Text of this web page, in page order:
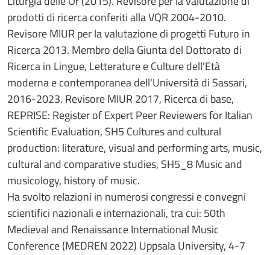
prodotti di ricerca conferiti alla VQR 2004-2010.
Revisore MIUR per la valutazione di progetti Futuro in
Ricerca 2013. Membro della Giunta del Dottorato di
Ricerca in Lingue, Letterature e Culture dell'Età
moderna e contemporanea dell'Università di Sassari,
2016-2023. Revisore MIUR 2017, Ricerca di base,
REPRISE: Register of Expert Peer Reviewers for Italian
Scientific Evaluation, SH5 Cultures and cultural
production: literature, visual and performing arts, music,
cultural and comparative studies, SH5_8 Music and
musicology, history of music.
Ha svolto relazioni in numerosi congressi e convegni
scientifici nazionali e internazionali, tra cui: 50th
Medieval and Renaissance International Music
Conference (MEDREN 2022) Uppsala University, 4-7